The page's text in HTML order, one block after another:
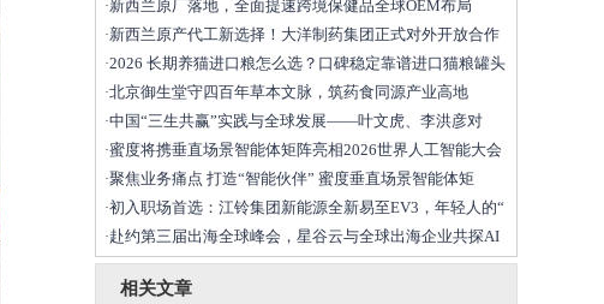
·新西兰原厂落地，全面提速跨境保健品全球OEM布局
·新西兰原产代工新选择！大洋制药集团正式对外开放合作
·2026 长期养猫进口粮怎么选？口碑稳定靠谱进口猫粮罐头
·北京御生堂守四百年草本文脉，筑药食同源产业高地
·中国“三生共赢”实践与全球发展——叶文虎、李洪彦对
·蜜度将携垂直场景智能体矩阵亮相2026世界人工智能大会
·聚焦业务痛点 打造“智能伙伴” 蜜度垂直场景智能体矩
·初入职场首选：江铃集团新能源全新易至EV3，年轻人的“
·赴约第三届出海全球峰会，星谷云与全球出海企业共探AI
相关文章